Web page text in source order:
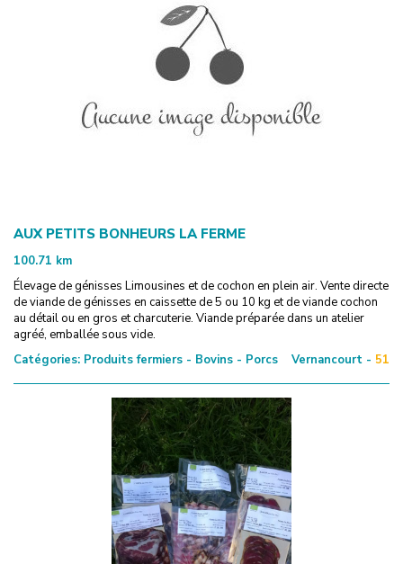
AUX PETITS BONHEURS LA FERME
100.71 km
Élevage de génisses Limousines et de cochon en plein air. Vente directe
de viande de génisses en caissette de 5 ou 10 kg et de viande cochon
au détail ou en gros et charcuterie. Viande préparée dans un atelier
agréé, emballée sous vide.
Catégories: Produits fermiers - Bovins - Porcs Vernancourt - 51